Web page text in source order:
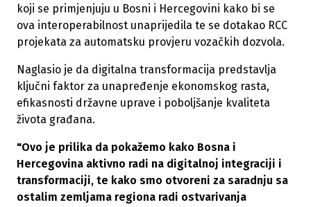
koji se primjenjuju u Bosni i Hercegovini kako bi se
ova interoperabilnost unaprijedila te se dotakao RCC
projekata za automatsku provjeru vozačkih dozvola.
Naglasio je da digitalna transformacija predstavlja
ključni faktor za unapređenje ekonomskog rasta,
efikasnosti državne uprave i poboljšanje kvaliteta
života građana.
"Ovo je prilika da pokažemo kako Bosna i
Hercegovina aktivno radi na digitalnoj integraciji i
transformaciji, te kako smo otvoreni za saradnju sa
ostalim zemljama regiona radi ostvarivanja